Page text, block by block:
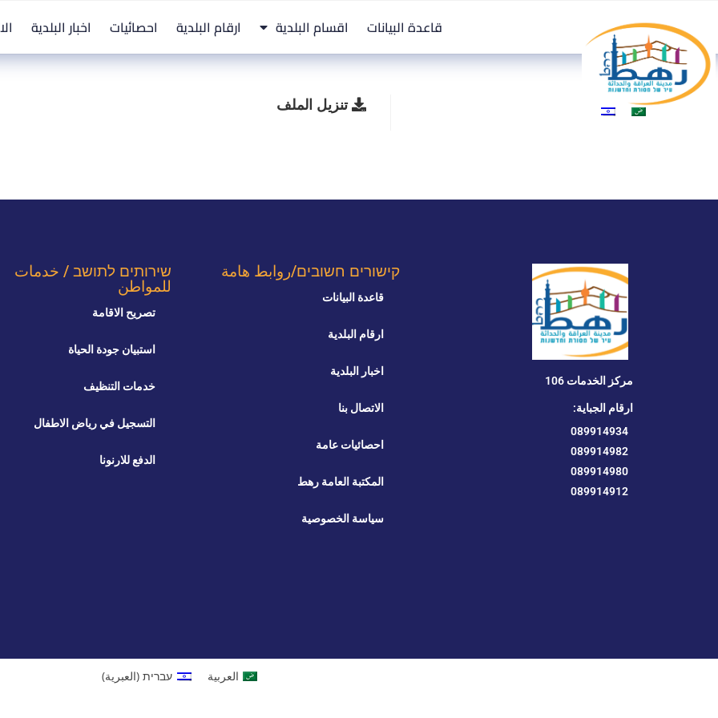
قاعدة البيانات اقسام البلدية ارقام البلدية احصائيات اخبار البلدية
تنزيل الملف
مركز الخدمات 106
ارقام الجباية:
089914934
089914982
089914980
089914912
קישורים חשובים/روابط هامة
قاعدة البيانات
ارقام البلدية
اخبار البلدية
الاتصال بنا
احصائيات عامة
المكتبة العامة رهط
سياسة الخصوصية
שירותים לתושב / خدمات
للمواطن
تصريح الاقامة
استبيان جودة الحياة
خدمات التنظيف
التسجيل في رياض الاطفال
الدفع للارنونا
العربية עברית (العبرية)